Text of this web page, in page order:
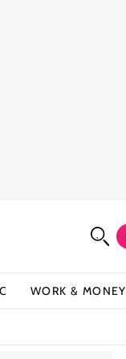
WORK & MONEY